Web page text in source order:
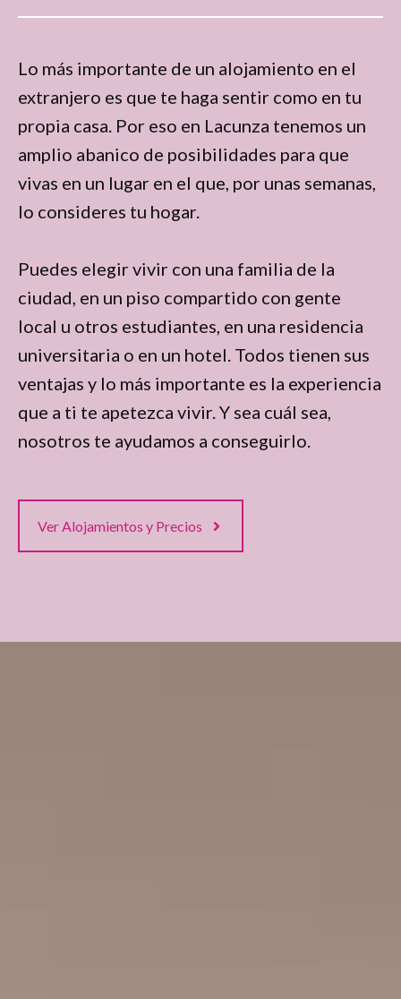
Lo más importante de un alojamiento en el
extranjero es que te haga sentir como en tu
propia casa. Por eso en Lacunza tenemos un
amplio abanico de posibilidades para que
vivas en un lugar en el que, por unas semanas,
lo consideres tu hogar.
Puedes elegir vivir con una familia de la
ciudad, en un piso compartido con gente
local u otros estudiantes, en una residencia
universitaria o en un hotel. Todos tienen sus
ventajas y lo más importante es la experiencia
que a ti te apetezca vivir. Y sea cuál sea,
nosotros te ayudamos a conseguirlo.
Ver Alojamientos y Precios